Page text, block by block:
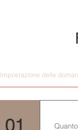
Impostazione delle
01